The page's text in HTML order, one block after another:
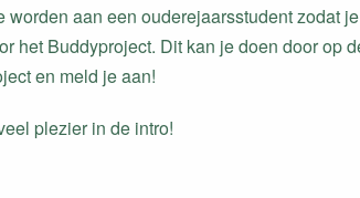
aan een ouderejaarsstudent zodat
het Buddyproject. Dit kan je doen door op
en meld je aan!
plezier in de intro!